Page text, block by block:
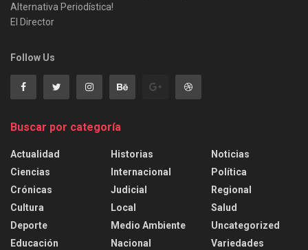
Alternativa Periodística!
El Director
Follow Us
Buscar por categoría
Actualidad
Ciencias
Crónicas
Cultura
Deporte
Educación
Historias
Internacional
Judicial
Local
Medio Ambiente
Nacional
Noticias
Política
Regional
Salud
Uncategorized
Variedades